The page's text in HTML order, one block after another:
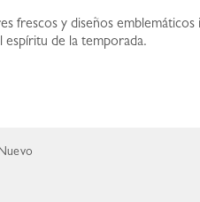
frescos y diseños emblemáticos
espíritu de la temporada.